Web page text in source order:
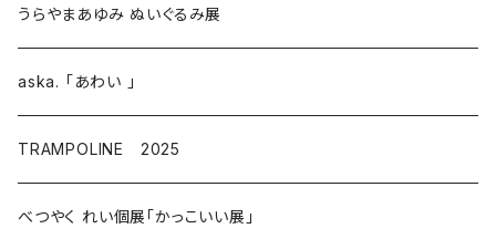
うらやまあゆみ ぬいぐるみ展
aska. 「あわい 」
TRAMPOLINE 2025
べつやく れい個展「かっこいい展」